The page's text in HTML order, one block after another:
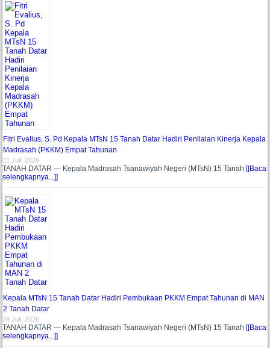
Fitri Evalius, S. Pd Kepala MTsN 15 Tanah Datar Hadiri Penilaian Kinerja Kepala
Madrasah (PKKM) Empat Tahunan
31 Juli, 2026
TANAH DATAR — Kepala Madrasah Tsanawiyah Negeri (MTsN) 15 Tanah[[Baca
selengkapnya...]]
Kepala MTsN 15 Tanah Datar Hadiri Pembukaan PKKM Empat Tahunan di MAN
2 Tanah Datar
28 Juli, 2026
TANAH DATAR — Kepala Madrasah Tsanawiyah Negeri (MTsN) 15 Tanah[[Baca
selengkapnya...]]